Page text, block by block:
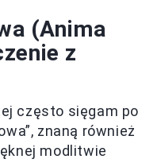
(Anima
z
często sięgam po
znaną również
modlitwie